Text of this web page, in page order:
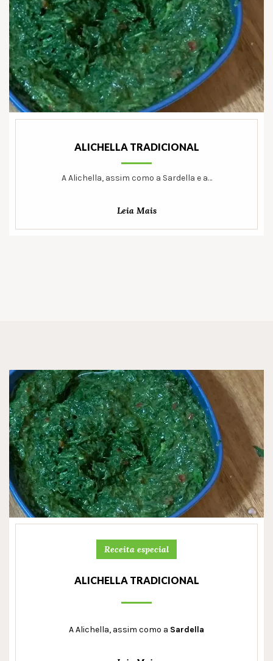
ALICHELLA TRADICIONAL
A Alichella, assim como a Sardella e a…
Leia Mais
Receita especial
ALICHELLA TRADICIONAL
A Alichella, assim como a Sardella